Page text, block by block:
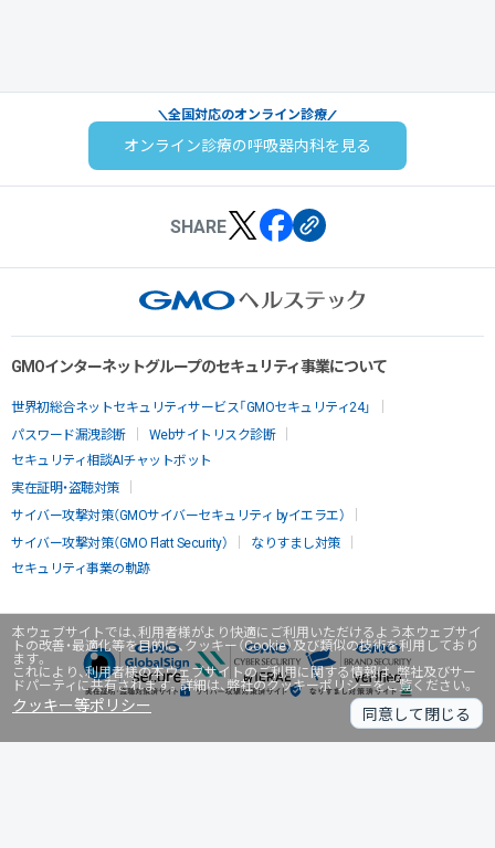
本ウェブサイトでは、利用者様がより快適にご利用いただけるよう本ウェブサイ
トの改善・最適化等を目的に、クッキー（Cookie）及び類似の技術を利用しており
ます。
これにより、利用者様の本ウェブサイトのご利用に関する情報は、弊社及びサー
ドパーティに共有されます。詳細は、弊社のクッキーポリシーをご覧ください。
クッキー等ポリシー 同意して閉じる
全国対応のオンライン診療
オンライン診療の呼吸器内科を見る
SHARE
GMOインターネットグループのセキュリティ事業について
世界初総合ネットセキュリティサービス「GMOセキュリティ24」
パスワード漏洩診断
Webサイトリスク診断
セキュリティ相談AIチャットボット
実在証明・盗聴対策
サイバー攻撃対策（GMOサイバーセキュリティ byイエラエ）
サイバー攻撃対策（GMO Flatt Security）
なりすまし対策
セキュリティ事業の軌跡